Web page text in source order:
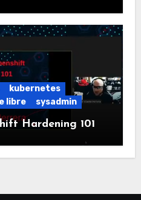
kubernetes
libre sysadmin
Hardening 101